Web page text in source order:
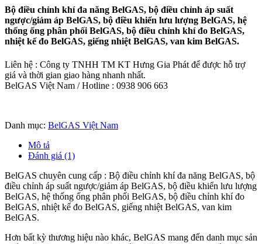
Bộ điều chỉnh khí đa năng BelGAS, bộ điều chỉnh áp suất
ngược/giảm áp BelGAS, bộ điều khiển lưu lượng BelGAS, hệ
thống ống phân phối BelGAS, bộ điều chỉnh khí đo BelGAS,
nhiệt kế đo BelGAS, giếng nhiệt BelGAS, van kim BelGAS.
Liên hệ : Công ty TNHH TM KT Hưng Gia Phát để được hỗ trợ
giá và thời gian giao hàng nhanh nhất.
BelGAS Việt Nam / Hotline : 0938 906 663
Danh mục: BelGAS Việt Nam
Mô tả
Đánh giá (1)
BelGAS chuyên cung cấp : Bộ điều chỉnh khí đa năng BelGAS, bộ
điều chỉnh áp suất ngược/giảm áp BelGAS, bộ điều khiển lưu lượng
BelGAS, hệ thống ống phân phối BelGAS, bộ điều chỉnh khí đo
BelGAS, nhiệt kế đo BelGAS, giếng nhiệt BelGAS, van kim
BelGAS.
Hơn bất kỳ thương hiệu nào khác, BelGAS mang đến danh mục sản